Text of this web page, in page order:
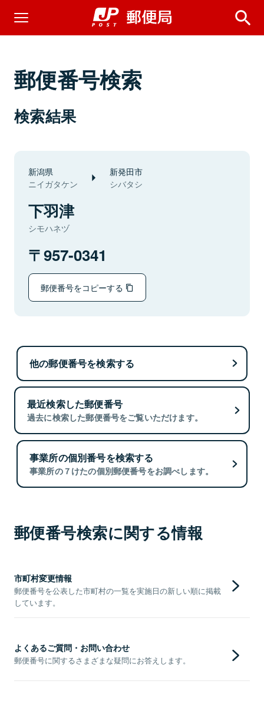
郵便番号検索
検索結果
新潟県
ニイガタケン
新発田市
シバタシ
下羽津
シモハネヅ
957-0341
郵便番号をコピーする
他の郵便番号を検索する
最近検索した郵便番号
過去に検索した郵便番号をご覧いただけます。
事業所の個別番号を検索する
事業所の７けたの個別郵便番号をお調べします。
郵便番号検索に関する情報
市町村変更情報
郵便番号を公表した市町村の一覧を実施日の新しい順に掲載
しています。
よくあるご質問・お問い合わせ
郵便番号に関するさまざまな疑問にお答えします。